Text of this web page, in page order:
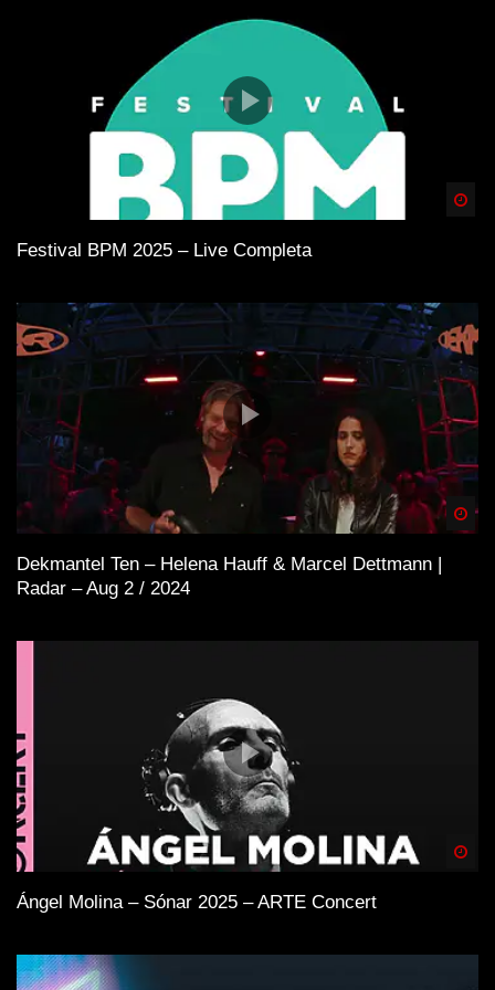
Festival BPM 2025 – Live Completa
Dekmantel Ten – Helena Hauff & Marcel Dettmann |
Radar – Aug 2 / 2024
Ángel Molina – Sónar 2025 – ARTE Concert